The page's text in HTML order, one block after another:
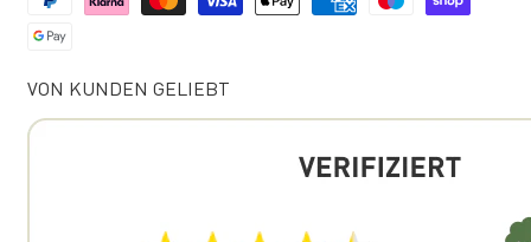
VON KUNDEN GELIEBT